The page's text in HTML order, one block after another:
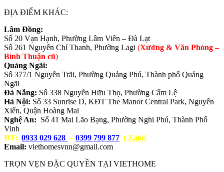
ĐỊA ĐIỂM KHÁC:
Lâm Đồng:
Số 20 Vạn Hạnh, Phường Lâm Viên – Đà Lạt
Số 261 Nguyễn Chí Thanh, Phường Lagi (Xưởng & Văn Phòng –
Bình Thuận cũ)
Quảng Ngãi:
Số 377/1 Nguyễn Trãi, Phường Quảng Phú, Thành phố Quảng
Ngãi
Đà Nẵng: Số 338 Nguyễn Hữu Thọ, Phường Cẩm Lệ
Hà Nội: Số 33 Sunrise D, KĐT The Manor Central Park, Nguyễn
Xiển, Quận Hoàng Mai
Nghệ An: Số 41 Mai Lão Bạng, Phường Nghi Phú, Thành Phố
Vinh
ĐT: 0933 029 628 –0399 799 877 ( Zalo)
Email: viethomesvnn@gmail.com
TRỌN VẸN ĐẶC QUYỀN TẠI VIETHOME